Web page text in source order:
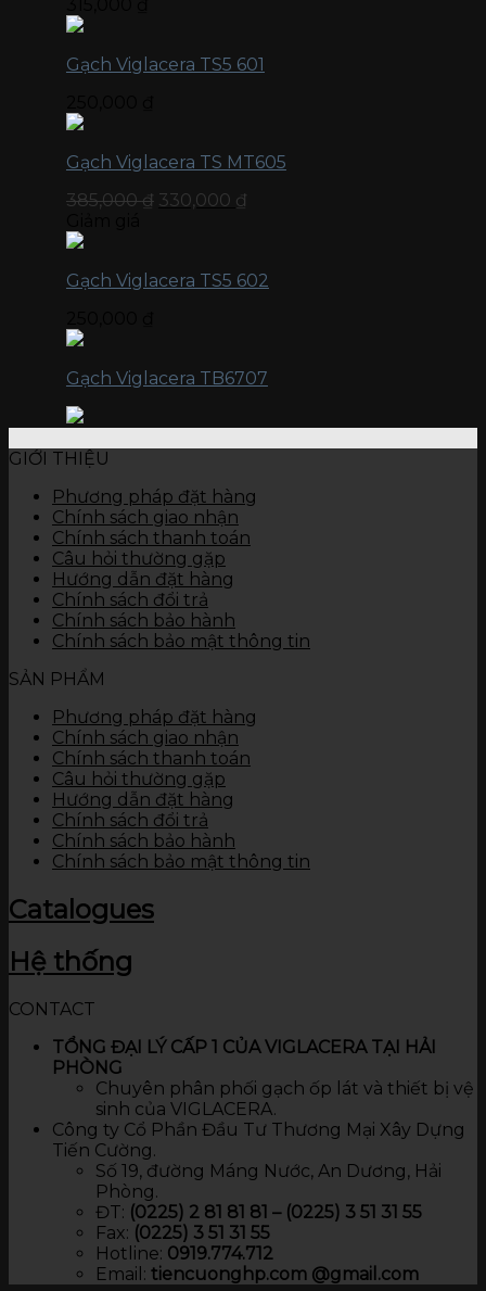
Gạch Viglacera TS5 601
Gạch Viglacera TS MT605
385,000₫ 330,000 ₫
Gạch Viglacera TS5 602
Gạch Viglacera TB6707
GIỚI THIỆU
Phương pháp đặt hàng
Chính sách giao nhận
Chính sách thanh toán
Câu hỏi thường gặp
Hướng dẫn đặt hàng
Chính sách đổi trả
Chính sách bảo hành
Chính sách bảo mật thông tin
SẢN PHẨM
Phương pháp đặt hàng
Chính sách giao nhận
Chính sách thanh toán
Câu hỏi thường gặp
Hướng dẫn đặt hàng
Chính sách đổi trả
Chính sách bảo hành
Chính sách bảo mật thông tin
Catalogues
Hệ thống
CONTACT
TỔNG ĐẠI LÝ CẤP 1 CỦA VIGLACERA TẠI HẢI
PHÒNG
Chuyên phân phối gạch ốp lát và thiết bị vệ
sinh của VIGLACERA.
Công ty Cổ Phần Đầu Tư Thương Mại Xây Dựng
Tiến Cường.
Số 19, đường Máng Nước, An Dương, Hải
Phòng.
ĐT: (0225) 2 81 81 81 – (0225) 3 51 31 55
Fax: (0225) 3 51 31 55
Hotline: 0919.774.712​
Email: tiencuonghp.com @gmail.com